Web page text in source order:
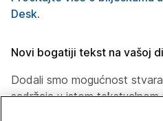
Desk.
Novi bogatiji tekst na vašoj
Dodali smo mogućnost
sadržaja u istom tekstualnom